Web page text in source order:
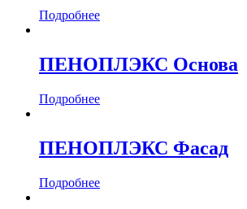
1200
2400(2)
Материал
Пенополистирол
Подробнее
ПЕНОПЛЭКС Основа
Подробнее
ПЕНОПЛЭКС Фасад
Подробнее